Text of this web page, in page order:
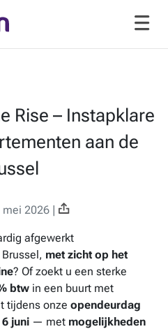
Rise – Instapklare
aan de
mei 2026 |
afgewerkt
met zicht op het
? Of zoekt u een sterke
btw in een buurt met
tijdens onze opendeurdag
juni — met mogelijkheden